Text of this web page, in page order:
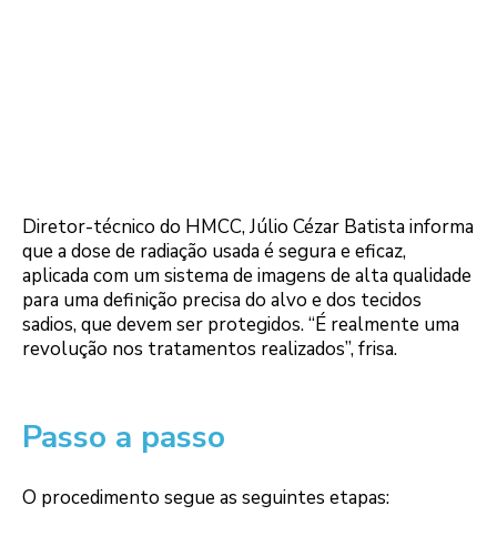
Diretor-técnico do HMCC, Júlio Cézar Batista informa
que a dose de radiação usada é segura e eficaz,
aplicada com um sistema de imagens de alta qualidade
para uma definição precisa do alvo e dos tecidos
sadios, que devem ser protegidos. “É realmente uma
revolução nos tratamentos realizados”, frisa.
Passo a passo
O procedimento segue as seguintes etapas: